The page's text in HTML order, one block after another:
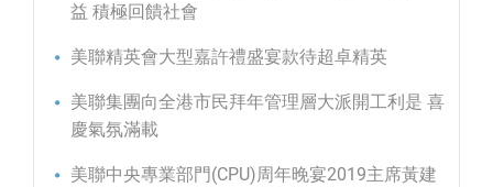
益 積極回饋社會
美聯精英會大型嘉許禮盛宴款待超卓精英
美聯集團向全港市民拜年管理層大派開工利是 喜
慶氣氛滿載
美聯中央專業部門(CPU)周年晚宴2019主席黃建